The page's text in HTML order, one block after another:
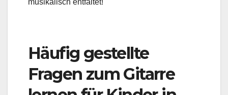
Häufig gestellte
Fragen zum Gitarre